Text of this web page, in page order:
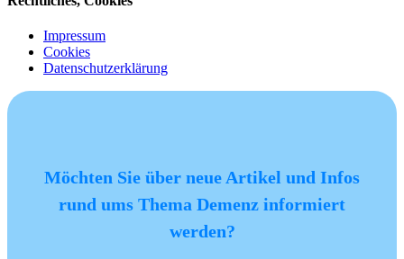
Impressum
Cookies
Datenschutzerklärung
Möchten Sie über neue Artikel und Infos
rund ums Thema Demenz informiert
werden?